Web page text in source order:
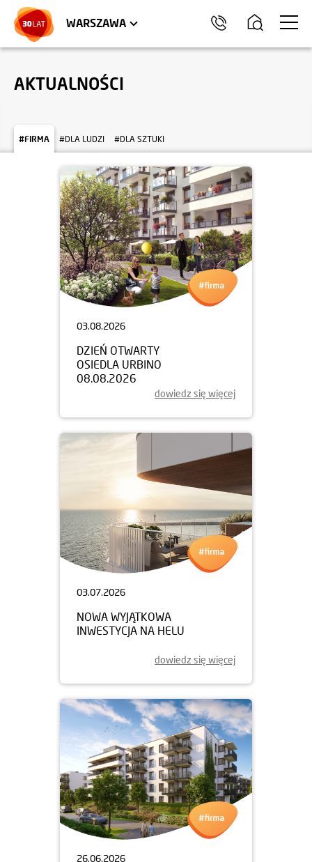
WARSZAWA
HEL
AKTUALNOŚCI
#FIRMA #DLA LUDZI #DLA SZTUKI
03.08.2026
DZIEŃ OTWARTY
OSIEDLA URBINO
08.08.2026
dowiedz się więcej
03.07.2026
NOWA WYJĄTKOWA
INWESTYCJA NA HELU
dowiedz się więcej
26.06.2026